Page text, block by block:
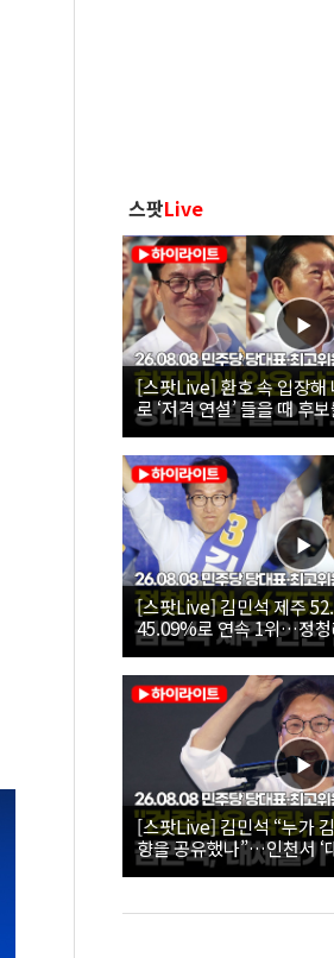
스팟Live
[스팟Live] 환호 속 입장해
로 ‘저격 연설’ 들을 때 후
26.08.08 더불어민주당 당
보 인천 합동연설회
[스팟Live] 김민석 제주
45.09%로 연속 1위…정청
26.08.08 더불어민주당 당
보 인천 합동연설회
[스팟Live] 김민석 “누가
향을 공유했나”…인천서 ‘
26.08.08 더불어민주당 당